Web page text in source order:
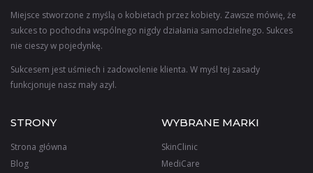
Miejsce stworzone z myślą o kobietach przez kobiety. Zawsze mówię, że
sukces to pochodna wspólnego nigdy działania samodzielnego. Sukces
nie cieszy w pojedynkę.
Sukcesem jest uśmiech i zadowolenie klienta. W myśl tej zasady
funkcjonuje nasz mały azyl.
STRONY
Strona główna
Blog
WYBRANE MARKI
SkinClinic
MediCare